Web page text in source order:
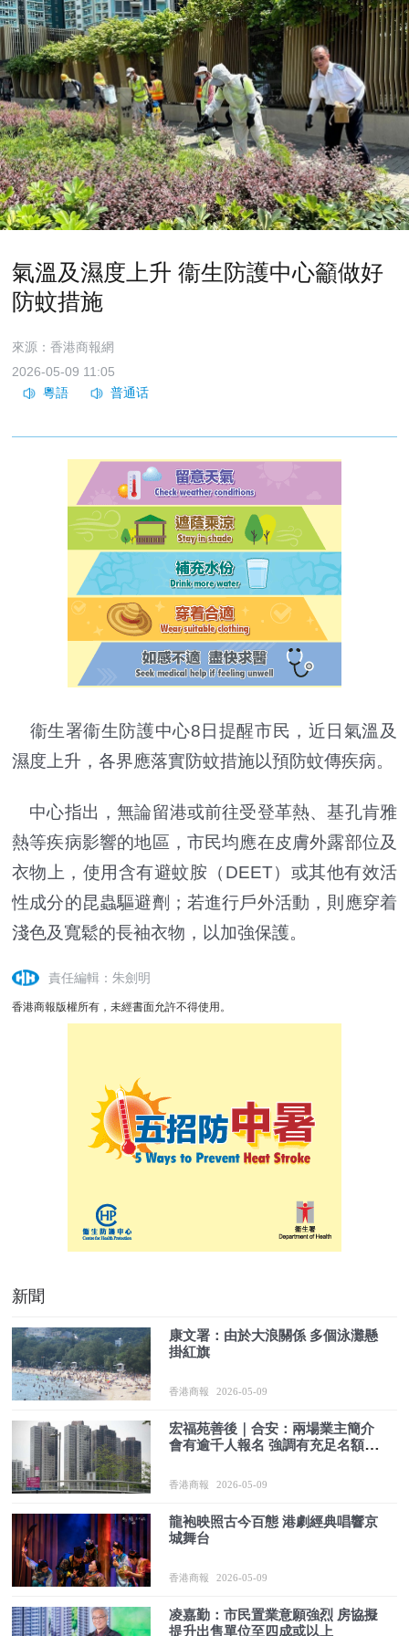
氣溫及濕度上升 衞生防護中心籲做好
防蚊措施
來源：香港商報網
2026-05-09 11:05
衞生署衞生防護中心8日提醒市民，近日氣溫及
濕度上升，各界應落實防蚊措施以預防蚊傳疾病。
中心指出，無論留港或前往受登革熱、基孔肯雅
熱等疾病影響的地區，市民均應在皮膚外露部位及
衣物上，使用含有避蚊胺（DEET）或其他有效活
性成分的昆蟲驅避劑；若進行戶外活動，則應穿着
淺色及寬鬆的長袖衣物，以加強保護。
責任編輯：朱劍明
香港商報版權所有，未經書面允許不得使用。
新聞
康文署：由於大浪關係 多個泳灘懸
掛紅旗
香港商報 2026-05-09
宏福苑善後｜合安：兩場業主簡介
會有逾千人報名 強調有充足名額讓
香港商報 2026-05-09
龍袍映照古今百態 港劇經典唱響京
城舞台
香港商報 2026-05-09
凌嘉勤：市民置業意願強烈 房協擬
提升出售單位至四成或以上